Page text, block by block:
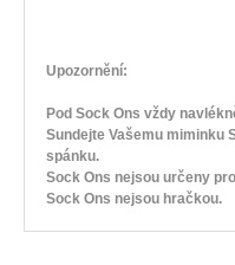
Upozornění:
Pod Sock Ons vždy
Sundejte Vašemu miminku
spánku.
Sock Ons nejsou určeny
Sock Ons nejsou hračkou.